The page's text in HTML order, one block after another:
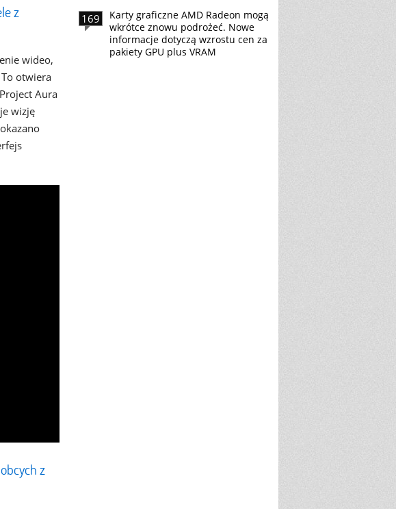
z
wideo,
otwiera
Aura
wizję
z
169
Karty graficzne AMD Radeon mogą
wkrótce znowu podrożeć. Nowe
informacje dotyczą wzrostu cen za
pakiety GPU plus VRAM